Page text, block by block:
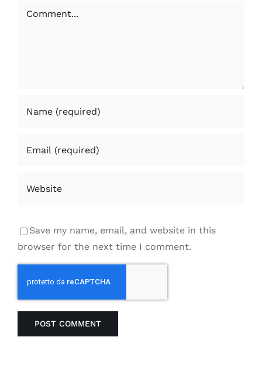
Comment
Save my name, email, and website in this
browser for the next time I comment.